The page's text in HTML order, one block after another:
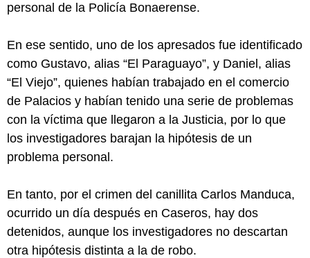
personal de la Policía Bonaerense.
En ese sentido, uno de los apresados fue identificado
como Gustavo, alias “El Paraguayo”, y Daniel, alias
“El Viejo”, quienes habían trabajado en el comercio
de Palacios y habían tenido una serie de problemas
con la víctima que llegaron a la Justicia, por lo que
los investigadores barajan la hipótesis de un
problema personal.
En tanto, por el crimen del canillita Carlos Manduca,
ocurrido un día después en Caseros, hay dos
detenidos, aunque los investigadores no descartan
otra hipótesis distinta a la de robo.